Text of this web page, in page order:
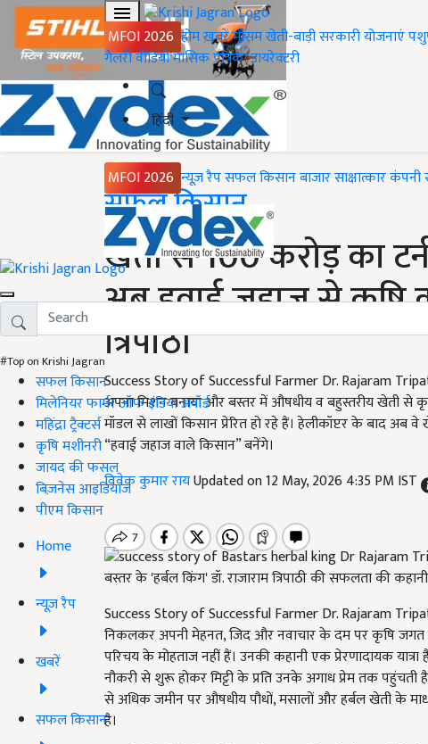
MFOI 2026 होमख़बरेंमौसमखेती-बाड़ीसरकारी योजनाएं
गैलरीवीडियोमासिक पत्रिकाडायरेक्टरी
हिंदी
MFOI 2026 न्यूज़ रैपसफल किसानबाजारसाक्षात्कारकंपनी
#Top on Krishi Jagran
सफल किसान
मिलेनियर फार्मर ऑफ इंडिया अवॉर्ड
महिंद्रा ट्रैक्टर्स
कृषि मशीनरी
जायद की फसल
बिज़नेस आइडियाज
पीएम किसान
Home
न्यूज़ रैप
खबरें
सफल किसान
Home
सफल किसान
खेती से 100 करोड़ का
अब हवाई जहाज से कृषि
त्रिपाठी
Success Story of Successful Farmer Dr. Rajaram
अपना मिशन बनाया और बस्तर में औषधीय व बहुस्तरीय खेती से
मॉडल से लाखों किसान प्रेरित हो रहे हैं। हेलीकॉप्टर के बाद
“हवाई जहाज वाले किसान” बनेंगे।
विवेक कुमार रायUpdated on 12 May, 2026 4:35 PM IST
बस्तर के 'हर्बल किंग' डॉ. राजाराम त्रिपाठी की सफलता की कहानी
Success Story of Successful Farmer Dr. Rajaram
निकलकर अपनी मेहनत, जिद और नवाचार के दम पर कृषि जगत में
परिचय के मोहताज नहीं हैं। उनकी कहानी एक प्रेरणादायक
नौकरी से शुरू होकर मिट्टी के प्रति उनके अगाध प्रेम तक पहुंचती
से अधिक जमीन पर औषधीय पौधों, मसालों और हर्बल खेती के
है।